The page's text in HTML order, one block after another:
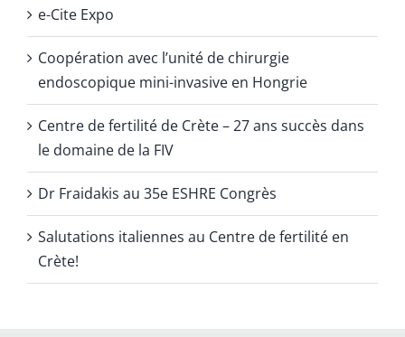
e-Cite Expo
Coopération avec l’unité de chirurgie
endoscopique mini-invasive en Hongrie
Centre de fertilité de Crète – 27 ans succès dans
le domaine de la FIV
Dr Fraidakis au 35e ESHRE Congrès
Salutations italiennes au Centre de fertilité en
Crète!